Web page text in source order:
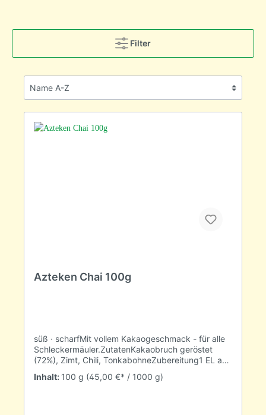
Filter
Azteken Chai 100g
süß · scharfMit vollem Kakaogeschmack - für alle
Schleckermäuler.ZutatenKakaobruch geröstet
(72%), Zimt, Chili, TonkabohneZubereitung1 EL auf
1 Ltr. Wasser (100°C)10-20 Min. ziehen lassenmit
Milch und Süße verfeinern
Inhalt: 100 g (45,00 €* / 1000 g)